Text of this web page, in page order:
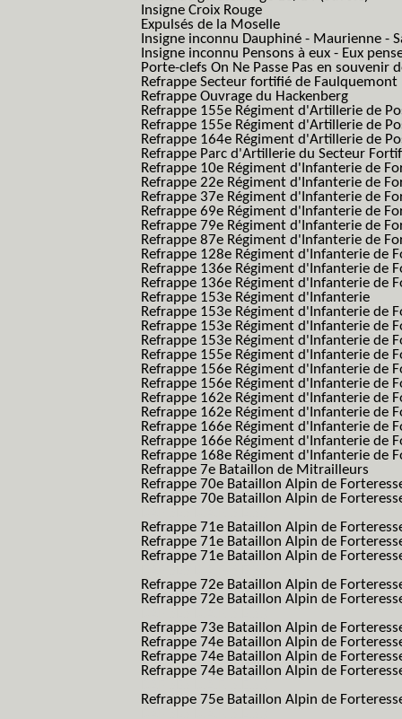
Insigne Croix Rouge
Expulsés de la Moselle
Insigne inconnu Dauphiné - Maurienne -
Insigne inconnu Pensons à eux - Eux
Porte-clefs On Ne Passe Pas en souvenir
Refrappe Secteur fortifié de Faulquemont
Refrappe Ouvrage du Hackenberg
Refrappe 155e Régiment d'Artillerie de
Refrappe 155e Régiment d'Artillerie de
Refrappe 164e Régiment d'Artillerie de
Refrappe Parc d'Artillerie du Secteur
Refrappe 10e Régiment d'Infanterie de
Refrappe 22e Régiment d'Infanterie de
Refrappe 37e Régiment d'Infanterie de
Refrappe 69e Régiment d'Infanterie de
Refrappe 79e Régiment d'Infanterie de
Refrappe 87e Régiment d'Infanterie de
Refrappe 128e Régiment d'Infanterie de
Refrappe 136e Régiment d'Infanterie de
Refrappe 136e Régiment d'Infanterie de
Refrappe 153e Régiment d'Infanterie
Refrappe 153e Régiment d'Infanterie de
Refrappe 153e Régiment d'Infanterie de
Refrappe 153e Régiment d'Infanterie de
Refrappe 155e Régiment d'Infanterie de
Refrappe 156e Régiment d'Infanterie de
Refrappe 156e Régiment d'Infanterie de
Refrappe 162e Régiment d'Infanterie de
Refrappe 162e Régiment d'Infanterie de
Refrappe 166e Régiment d'Infanterie de
Refrappe 166e Régiment d'Infanterie de
Refrappe 168e Régiment d'Infanterie de
Refrappe 7e Bataillon de Mitrailleurs
Refrappe 70e Bataillon Alpin de
Refrappe 70e Bataillon Alpin de
Refrappe 71e Bataillon Alpin de
Refrappe 71e Bataillon Alpin de
Refrappe 71e Bataillon Alpin de
Refrappe 72e Bataillon Alpin de
Refrappe 72e Bataillon Alpin de
Refrappe 73e Bataillon Alpin de
Refrappe 74e Bataillon Alpin de
Refrappe 74e Bataillon Alpin de
Refrappe 74e Bataillon Alpin de
Refrappe 75e Bataillon Alpin de